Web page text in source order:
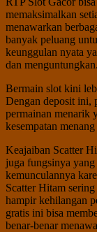
memaksimalkan
menawarkan
banyak peluang
keunggulan nyata
dan menguntungkan.
Bermain slot kini
Dengan deposit ini,
permainan menarik
kesempatan
Keajaiban Scatter
juga fungsinya
kemunculannya
Scatter Hitam
hampir kehilangan
gratis ini bisa
benar-benar